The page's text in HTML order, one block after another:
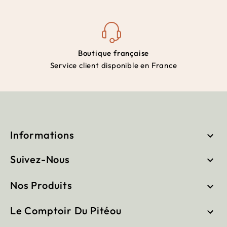
Boutique française
Service client disponible en France
Informations 
Suivez-Nous 
Nos Produits 
Le Comptoir Du Pitéou 